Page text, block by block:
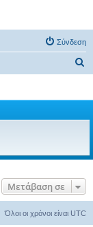
Σύνδεση
η
η
Μετάβαση σε
Όλοι οι χρόνοι είναι UTC